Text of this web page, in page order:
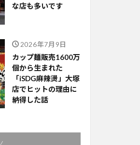
な店も多いです
2026年7月9日
カップ麺販売1600万
個から生まれた
「iSDG麻辣燙」大塚
店でヒットの理由に
納得した話